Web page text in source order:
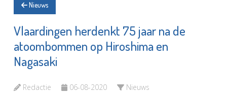
Nieuws
Vlaardingen herdenkt 75 jaar na de
atoombommen op Hiroshima en
Nagasaki
Redactie 06-08-2020 Nieuws